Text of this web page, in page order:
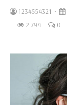
1234554321
2 794
0